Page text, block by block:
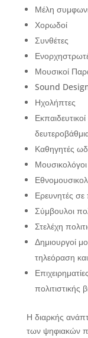
Μέλη
Χορωδοί
Συνθέτες
Μουσικοί
Sound
Ηχολήπτες
Καθηγητές
Μουσικολόγοι
Ερευνητές σε
Σύμβουλοι
Στελέχη
Δημιουργοί
τηλεόραση
πολιτιστικής
Η διαρκής
των ψηφιακών